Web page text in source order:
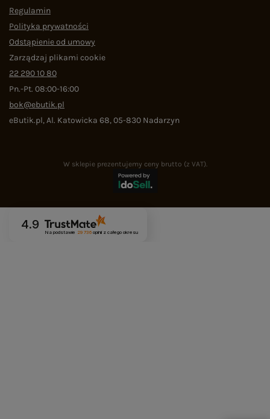
Regulamin
Polityka prywatności
Odstąpienie od umowy
Zarządzaj plikami cookie
22 290 10 80
Pn.-Pt. 08:00-16:00
bok@ebutik.pl
eButik.pl,Al. Katowicka 68,05-830 Nadarzyn
W sklepie prezentujemy ceny brutto (z VAT).
4.9
Na podstawie 29 736opinii z całego okresu